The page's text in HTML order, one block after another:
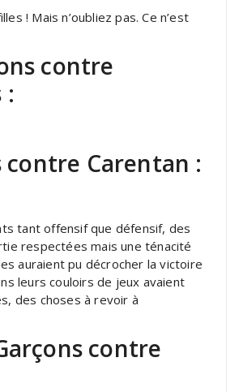
! Mais n’oubliez pas. Ce n’est
contre
:
contre Carentan :
tant offensif que défensif, des
respectées mais une ténacité
auraient pu décrocher la victoire
leurs couloirs de jeux avaient
des choses à revoir à
contre